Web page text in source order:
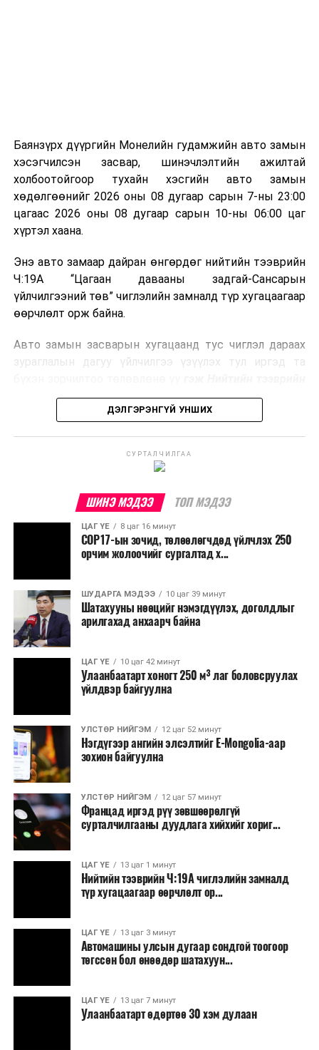
болон дулааны эрчим хүч үйлдвэрлэхэд ашиглаж
болдог. Зарим технологийн хувьд шаталтын дараа
үлдэх үнснээс фосфор зэрэг ашигт эрдсийг сэргээн
авах боломжтой аж.
байна. Тухайлбал, Германд лаг шатаах үйлдвэрээс
гарсан үнснээс фосфор сэргээн авах технологи
ашигладаг бол Нидерландад төвлөрсөн лаг
боловсруулах үйлдвэрүүдээр дулаан, цахилгаан
Ийнхүү лаг хатаах, шатаах технологийг лагийн
улсад өргөн ашиглаж байна.
Баянзүрх дүүргийн Монелийн гудамжийн авто замын
хэсэгчилсэн засвар, шинэчлэлтийн ажилтай
холбоотойгоор тухайн хэсгийн авто замын
хөдөлгөөнийг 2026 оны 08 дугаар сарын 7-ны 23:00
цагаас 2026 оны 08 дугаар сарын 10-ны 06:00 цаг
хүртэл хаана.
Энэ авто замаар дайран өнгөрдөг нийтийн тээврийн
Ч:19А “Цагаан давааны задгай-Сансарын
үйлчилгээний төв” чиглэлийн замналд түр хугацаагаар
өөрчлөлт орж байна.
Авто замын засварын хугацаанд тус чиглэл дараах
зураглалын дагуу үйлчилгээ үзүүлэх тул иргэд та
бодлогын газраас мэдээллээ.
ДЭЛГЭРЭНГҮЙ УНШИХ
СУРТАЛЧИЛГАА
ШИНЭ МЭДЭЭ ТОП МЭДЭЭ
ЦАГ ҮЕ 8 цаг 16 минут
COP17-ын зочид, төлөөлөгчдөд үйлчлэх 250
орчим жолоочийг сургалтад х...
ШУДАРГА МЭДЭЭ 10 цаг 39 минут
Шатахууны нөөцийг нэмэгдүүлэх, доголдлыг
арилгахад анхаарч байна
ЦАГ ҮЕ 10 цаг 42 минут
Улаанбаатарт хоногт 250 м³ лаг боловсруулах
үйлдвэр байгуулна
УЛСТӨР НИЙГЭМ 12 цаг 52 минут
Нэгдүгээр ангийн элсэлтийг E-Mongolia-аар
зохион байгуулна
УЛСТӨР НИЙГЭМ 12 цаг 57 минут
Францад иргэд рүү зөвшөөрөлгүй
сурталчилгааны дуудлага хийхийг хориг...
ЦАГ ҮЕ 13 цаг 1 минут
Нийтийн тээврийн Ч:19А чиглэлийн замналд
түр хугацаагаар өөрчлөлт ор...
ЦАГ ҮЕ 13 цаг 3 минут
Автомашины улсын дугаар сондгой тоогоор
төгссөн бол өнөөдөр шатахуун...
ЦАГ ҮЕ 13 цаг 7 минут
Улаанбаатарт өдөртөө 30 хэм дулаан